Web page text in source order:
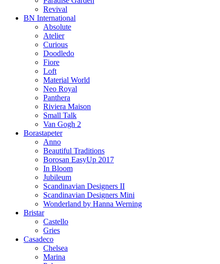
Revival
BN International
Absolute
Atelier
Curious
Doodledo
Fiore
Loft
Material World
Neo Royal
Panthera
Riviera Maison
Small Talk
Van Gogh 2
Borastapeter
Anno
Beautiful Traditions
Borosan EasyUp 2017
In Bloom
Jubileum
Scandinavian Designers II
Scandinavian Designers Mini
Wonderland by Hanna Werning
Bristar
Castello
Gries
Casadeco
Chelsea
Marina